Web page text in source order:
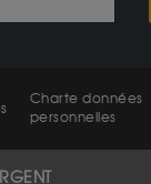
Charte données
personnelles